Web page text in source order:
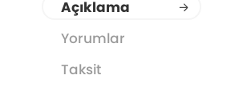
Açıklama
Yorumlar
Taksit